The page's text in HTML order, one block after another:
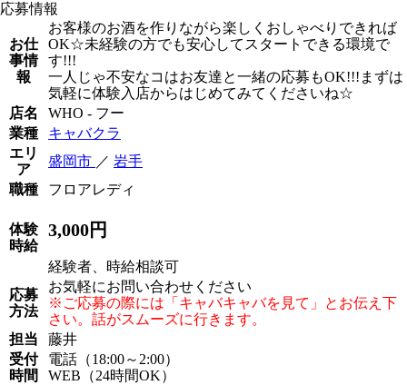
応募情報
お仕
事情
報
お客様のお酒を作りながら楽しくおしゃべりできれば
OK☆未経験の方でも安心してスタートできる環境で
す!!!
一人じゃ不安なコはお友達と一緒の応募もOK!!!まずは
気軽に体験入店からはじめてみてくださいね☆
店名
WHO - フー
業種
キャバクラ
エリ
ア
盛岡市 ／ 岩手
職種
フロアレディ
体験
時給
3,000円
経験者、時給相談可
応募
方法
お気軽にお問い合わせください
※ご応募の際には「キャバキャバを見て」とお伝え下
さい。話がスムーズに行きます。
担当
藤井
受付
時間
電話（18:00～2:00）
WEB（24時間OK）